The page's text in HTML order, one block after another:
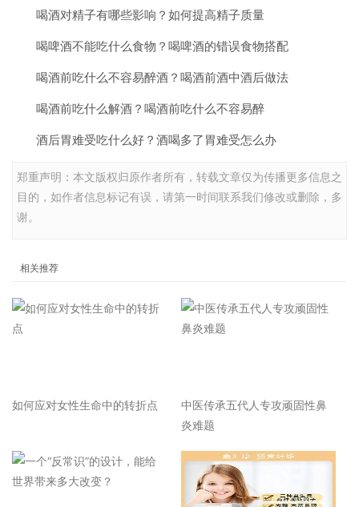
喝酒对精子有哪些影响？如何提高精子质量
喝啤酒不能吃什么食物？喝啤酒的错误食物搭配
喝酒前吃什么不容易醉酒？喝酒前酒中酒后做法
喝酒前吃什么解酒？喝酒前吃什么不容易醉
酒后胃难受吃什么好？酒喝多了胃难受怎么办
郑重声明：本文版权归原作者所有，转载文章仅为传播更多信息之
目的，如作者信息标记有误，请第一时间联系我们修改或删除，多
谢。
相关推荐
如何应对女性生命中的转折点
中医传承五代人专攻顽固性鼻
炎难题